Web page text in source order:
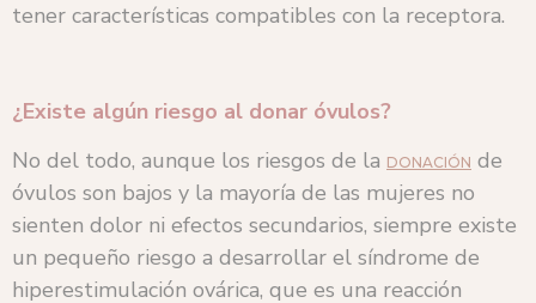
tener características compatibles con la receptora.
¿Existe algún riesgo al donar óvulos?
No del todo, aunque los riesgos de la DONACIÓN de
óvulos son bajos y la mayoría de las mujeres no
sienten dolor ni efectos secundarios, siempre existe
un pequeño riesgo a desarrollar el síndrome de
hiperestimulación ovárica, que es una reacción